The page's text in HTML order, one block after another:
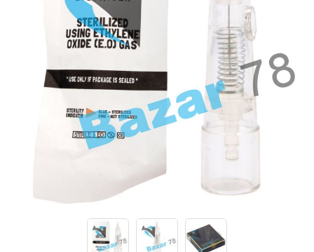
Иглы и колпачки для
оригинальных аппаратов Dragon
Bella ( Тайвань)
Иглы и колпачки GiantSun
My M мезо и BB Glow модули